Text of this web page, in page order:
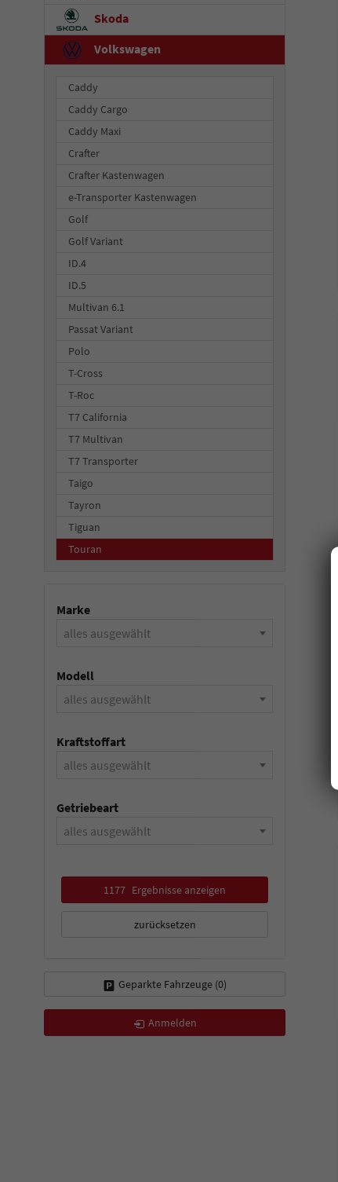
Skoda
Volkswagen
Caddy
Caddy Cargo
Caddy Maxi
Crafter
Crafter Kastenwagen
e-Transporter Kastenwagen
Golf
Golf Variant
ID.4
ID.5
Multivan 6.1
Passat Variant
Polo
T-Cross
T-Roc
T7 California
T7 Multivan
T7 Transporter
Taigo
Tayron
Tiguan
Touran
Marke
alles ausgewählt
Modell
alles ausgewählt
Kraftstoffart
alles ausgewählt
Getriebeart
alles ausgewählt
1177 Ergebnisse anzeigen
zurücksetzen
Geparkte Fahrzeuge (0)
Anmelden